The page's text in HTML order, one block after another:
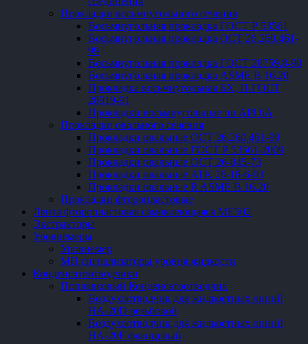
Прокладки восьмиугольного сечения
Восьмиугольная прокладка ГОСТ Р 53561
Восьмиугольная прокладка ОСТ 26.260.461-
99
Восьмиугольная прокладка ГОСТ 28759.8-90
Восьмиугольная прокладка ASME B 16.20
Прокладка восьмиугольная БХ, П-ГОСТ
28919-91
Прокладки восьмиугольные по API 6A
Прокладки овального сечения
Прокладки овальные ОСТ 26.260.461-99
Прокладки овальные ГОСТ Р 53561-2009
Прокладки овальные ОСТ 26-845-73
Прокладки овальные ATK 26-18-6-93
Прокладки овальные R ASME B 16.20
Прокладки фторопластовые
Лента фторопластовая самоклеющаяся ME502
Экстракторы
Уровнемеры
Уровнемер
МП сигнализаторы уровня жидкости
Конденсатоотводчики
Поплавковый Конденсатоотводчик
Воздухоотводчик для жидкостных линий
HA-20D резьбовой
Воздухоотводчик для жидкостных линий
HA-20F фланцевый